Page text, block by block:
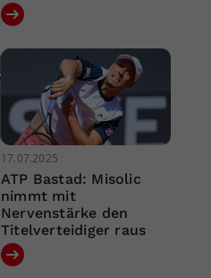
17.07.2025
ATP Bastad: Misolic
nimmt mit
Nervenstärke den
Titelverteidiger raus